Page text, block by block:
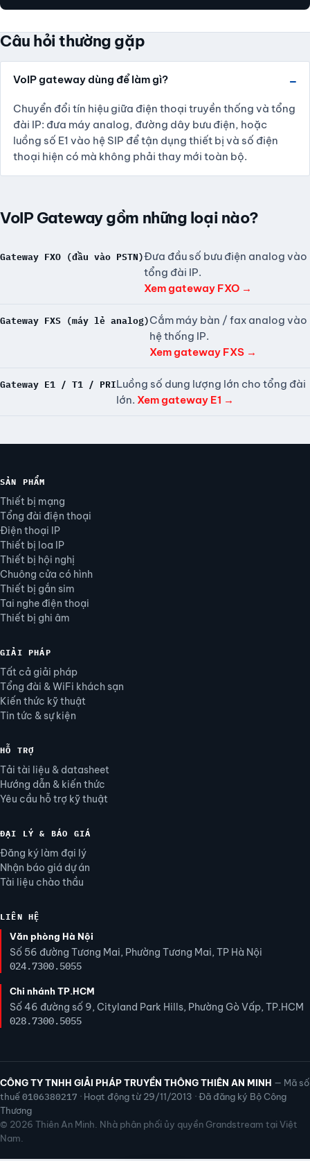
Câu hỏi thường gặp
VoIP gateway dùng để làm gì?
Chuyển đổi tín hiệu giữa điện thoại truyền thống và tổng
đài IP: đưa máy analog, đường dây bưu điện, hoặc
luồng số E1 vào hệ SIP để tận dụng thiết bị và số điện
thoại hiện có mà không phải thay mới toàn bộ.
VoIP Gateway gồm những loại nào?
Gateway FXO (đầu vào PSTN)Đưa đầu số bưu điện analog vào
tổng đài IP.
Xem gateway FXO →
Gateway FXS (máy lẻ analog)Cắm máy bàn / fax analog vào
hệ thống IP.
Xem gateway FXS →
Gateway E1 / T1 / PRILuồng số dung lượng lớn cho tổng đài
lớn. Xem gateway E1 →
SẢN PHẨM
Thiết bị mạng
Tổng đài điện thoại
Điện thoại IP
Thiết bị loa IP
Thiết bị hội nghị
Chuông cửa có hình
Thiết bị gắn sim
Tai nghe điện thoại
Thiết bị ghi âm
GIẢI PHÁP
Tất cả giải pháp
Tổng đài & WiFi khách sạn
Kiến thức kỹ thuật
Tin tức & sự kiện
HỖ TRỢ
Tải tài liệu & datasheet
Hướng dẫn & kiến thức
Yêu cầu hỗ trợ kỹ thuật
ĐẠI LÝ & BÁO GIÁ
Đăng ký làm đại lý
Nhận báo giá dự án
Tài liệu chào thầu
LIÊN HỆ
Văn phòng Hà Nội
Số 56 đường Tương Mai, Phường Tương Mai, TP Hà Nội
024.7300.5055
Chi nhánh TP.HCM
Số 46 đường số 9, Cityland Park Hills, Phường Gò Vấp, TP.HCM
028.7300.5055
CÔNG TY TNHH GIẢI PHÁP TRUYỀN THÔNG THIÊN AN MINH — Mã số
thuế 0106380217 · Hoạt động từ 29/11/2013 · Đã đăng ký Bộ Công
Thương
© 2026 Thiên An Minh. Nhà phân phối ủy quyền Grandstream tại Việt
Nam.